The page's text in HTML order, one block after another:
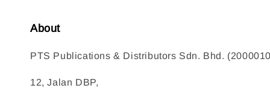
About
PTS Publications & Distributors Sdn. Bhd.
12, Jalan DBP,